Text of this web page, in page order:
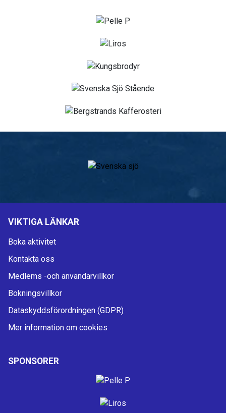
VIKTIGA LÄNKAR
Boka aktivitet
Kontakta oss
Medlems -och användarvillkor
Bokningsvillkor
Dataskyddsförordningen (GDPR)
Mer information om cookies
SPONSORER